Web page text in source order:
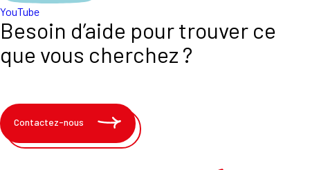
YouTube
Besoin d’aide pour trouver ce
que vous cherchez ?
Contactez-nous